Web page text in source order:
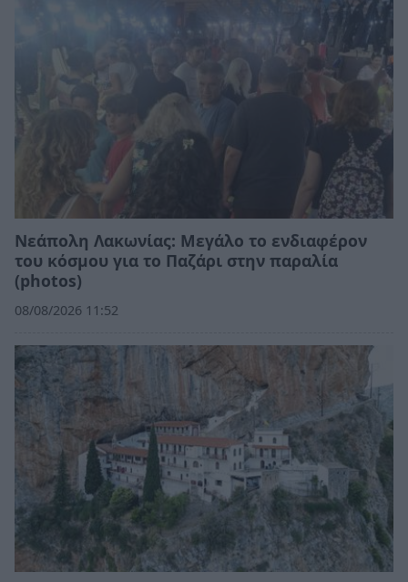
Νεάπολη Λακωνίας: Μεγάλο το ενδιαφέρον
του κόσμου για το Παζάρι στην παραλία
(photos)
08/08/2026 11:52